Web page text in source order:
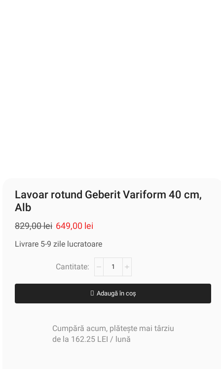
Lavoar rotund Geberit Variform 40 cm,
Alb
829,00lei 649,00 lei
Livrare 5-9 zile lucratoare
Adaugă în coș
Cumpără acum, plătește mai târziu
de la 162.25 LEI / lună